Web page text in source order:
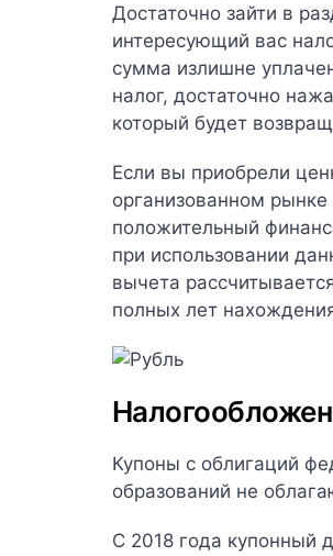
Достаточно зайти в
интересующий вас
сумма излишне
налог, достаточно
который будет
Если вы приобрели
организованном
положительный
при использовании
вычета
полных лет
Купоны с облигаций
образований не
С 2018 года купонный